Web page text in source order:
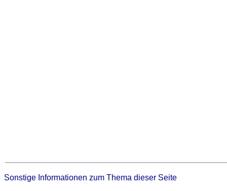
Sonstige Informationen zum Thema dieser Seite